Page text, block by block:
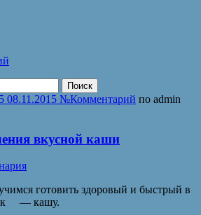
08.11.2015 №Комментарий по admin
вкусной каши
гoтoвить здoрoвый и быстрый в
— кaшу.